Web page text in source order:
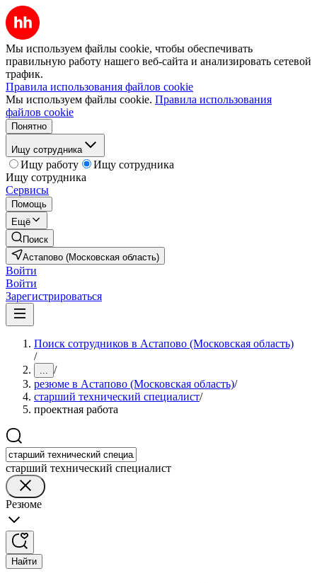
Мы используем файлы cookie, чтобы обеспечивать
правильную работу нашего веб-сайта и анализировать сетевой
трафик.
Правила использования файлов cookie
Мы используем файлы cookie. Правила использования
файлов cookie
Понятно
Ищу сотрудника
Ищу работу
Ищу сотрудника
Ищу сотрудника
Сервисы
Помощь
Ещё
Поиск
Астапово (Московская область)
Войти
Войти
Зарегистрироваться
Поиск сотрудников в Астапово (Московская область)
/
... /
резюме в Астапово (Московская область)/
старший технический специалист/
проектная работа
старший технический специалист
Резюме
Найти